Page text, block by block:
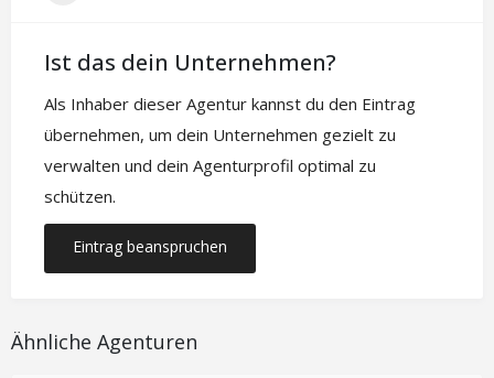
Ist das dein Unternehmen?
Als Inhaber dieser Agentur kannst du den Eintrag
übernehmen, um dein Unternehmen gezielt zu
verwalten und dein Agenturprofil optimal zu
schützen.
Eintrag beanspruchen
Ähnliche Agenturen